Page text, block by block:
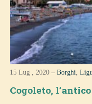
15 Lug , 2020 –Borghi,
Cogoleto,